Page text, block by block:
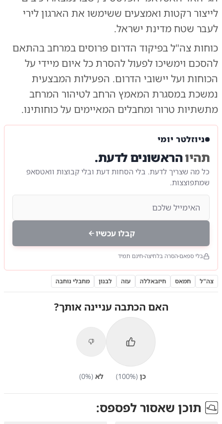
לייצור רקטות ואמצעים ששימשו את הארגון לירי
לעבר שטח מדינת ישראל.
כוחות צה"ל בפיקוד הדרום פרוסים במרחב בהתאם
להסכם וימשיכו לפעול להסרת כל איום מיידי על
הכוחות ועל יישובי הדרום. הפעילות המבצעית
נמשכת במסגרת המאמץ הרחב לטיהור המרחב
מתשתיות טרור ומחבלים המאיימים על כוחותינו.
ניוזלטר יומי
תהיוהראשונים לדעת.
כל מה שצריך לדעת. בלי הסחות דעת ובלי קבוצות וואטסאפ
שמתפוצצות.
קבלו עכשיו
בלי ספאם הסרה בלחיצה חינם תמיד
צה"ל חמאס חיזבאללה עזה לבנון מחבלי נוחבה
האם הכתבה עניינה אותך?
כן (
100%) לא (
0%)
תוכן שאסור לפספס: